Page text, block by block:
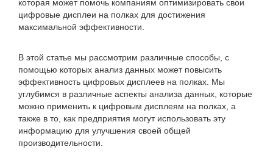
которая может помочь компаниям оптимизировать свои
цифровые дисплеи на полках для достижения
максимальной эффективности.
В этой статье мы рассмотрим различные способы, с
помощью которых анализ данных может повысить
эффективность цифровых дисплеев на полках. Мы
углубимся в различные аспекты анализа данных, которые
можно применить к цифровым дисплеям на полках, а
также в то, как предприятия могут использовать эту
информацию для улучшения своей общей
производительности.